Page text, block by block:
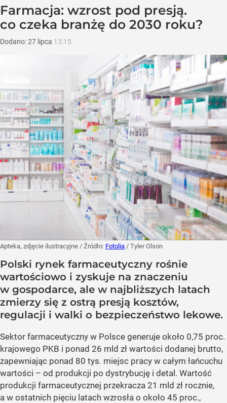
Farmacja: wzrost pod presją.
co czeka branżę do 2030 roku?
Dodano:27 lipca 13:15
Apteka, zdjęcie ilustracyjne / Źródło: Fotolia / Tyler Olson
Polski rynek farmaceutyczny rośnie
wartościowo i zyskuje na znaczeniu
w gospodarce, ale w najbliższych latach
zmierzy się z ostrą presją kosztów,
regulacji i walki o bezpieczeństwo lekowe.
Sektor farmaceutyczny w Polsce generuje około 0,75 proc.
krajowego PKB i ponad 26 mld zł wartości dodanej brutto,
zapewniając ponad 80 tys. miejsc pracy w całym łańcuchu
wartości – od produkcji po dystrybucję i detal. Wartość
produkcji farmaceutycznej przekracza 21 mld zł rocznie,
a w ostatnich pięciu latach wzrosła o około 45 proc.,